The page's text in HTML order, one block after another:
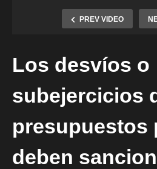
PREV VIDEO
Los desvíos o
subejercicios
presupuestos
deben